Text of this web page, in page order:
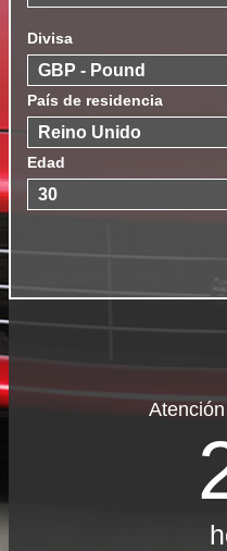
Divisa
País de residencia
Edad